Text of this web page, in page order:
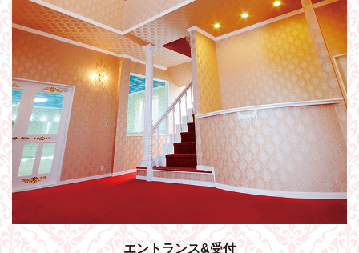
エントランス&受付